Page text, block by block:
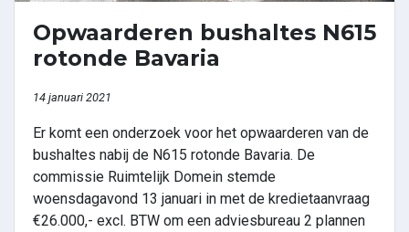
Opwaarderen bushaltes N615
rotonde Bavaria
14 januari 2021
Er komt een onderzoek voor het opwaarderen van de
bushaltes nabij de N615 rotonde Bavaria. De
commissie Ruimtelijk Domein stemde
woensdagavond 13 januari in met de kredietaanvraag
€26.000,- excl. BTW om een adviesbureau 2 plannen